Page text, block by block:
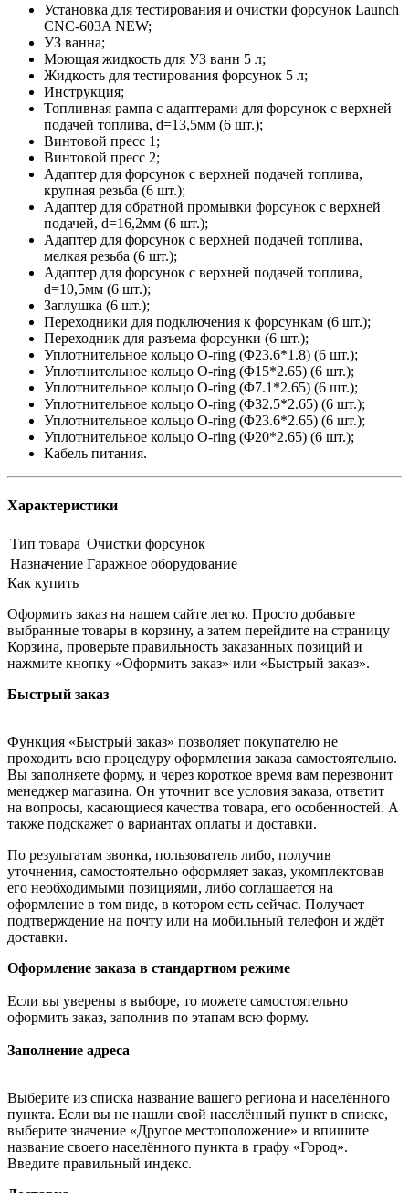
Установка для тестирования и очистки форсунок Launch
CNC-603A NEW;
УЗ ванна;
Моющая жидкость для УЗ ванн 5 л;
Жидкость для тестирования форсунок 5 л;
Инструкция;
Топливная рампа с адаптерами для форсунок с верхней
подачей топлива, d=13,5мм (6 шт.);
Винтовой пресс 1;
Винтовой пресс 2;
Адаптер для форсунок с верхней подачей топлива,
крупная резьба (6 шт.);
Адаптер для обратной промывки форсунок с верхней
подачей, d=16,2мм (6 шт.);
Адаптер для форсунок с верхней подачей топлива,
мелкая резьба (6 шт.);
Адаптер для форсунок с верхней подачей топлива,
d=10,5мм (6 шт.);
Заглушка (6 шт.);
Переходники для подключения к форсункам (6 шт.);
Переходник для разъема форсунки (6 шт.);
Уплотнительное кольцо O-ring (Φ23.6*1.8) (6 шт.);
Уплотнительное кольцо O-ring (Φ15*2.65) (6 шт.);
Уплотнительное кольцо O-ring (Φ7.1*2.65) (6 шт.);
Уплотнительное кольцо O-ring (Φ32.5*2.65) (6 шт.);
Уплотнительное кольцо O-ring (Φ23.6*2.65) (6 шт.);
Уплотнительное кольцо O-ring (Φ20*2.65) (6 шт.);
Кабель питания.
Характеристики
Тип товара Очистки форсунок
Назначение Гаражное оборудование
Как купить
Оформить заказ на нашем сайте легко. Просто добавьте
выбранные товары в корзину, а затем перейдите на страницу
Корзина, проверьте правильность заказанных позиций и
нажмите кнопку «Оформить заказ» или «Быстрый заказ».
Быстрый заказ
Функция «Быстрый заказ» позволяет покупателю не
проходить всю процедуру оформления заказа самостоятельно.
Вы заполняете форму, и через короткое время вам перезвонит
менеджер магазина. Он уточнит все условия заказа, ответит
на вопросы, касающиеся качества товара, его особенностей. А
также подскажет о вариантах оплаты и доставки.
По результатам звонка, пользователь либо, получив
уточнения, самостоятельно оформляет заказ, укомплектовав
его необходимыми позициями, либо соглашается на
оформление в том виде, в котором есть сейчас. Получает
подтверждение на почту или на мобильный телефон и ждёт
доставки.
Оформление заказа в стандартном режиме
Если вы уверены в выборе, то можете самостоятельно
оформить заказ, заполнив по этапам всю форму.
Заполнение адреса
Выберите из списка название вашего региона и населённого
пункта. Если вы не нашли свой населённый пункт в списке,
выберите значение «Другое местоположение» и впишите
название своего населённого пункта в графу «Город».
Введите правильный индекс.